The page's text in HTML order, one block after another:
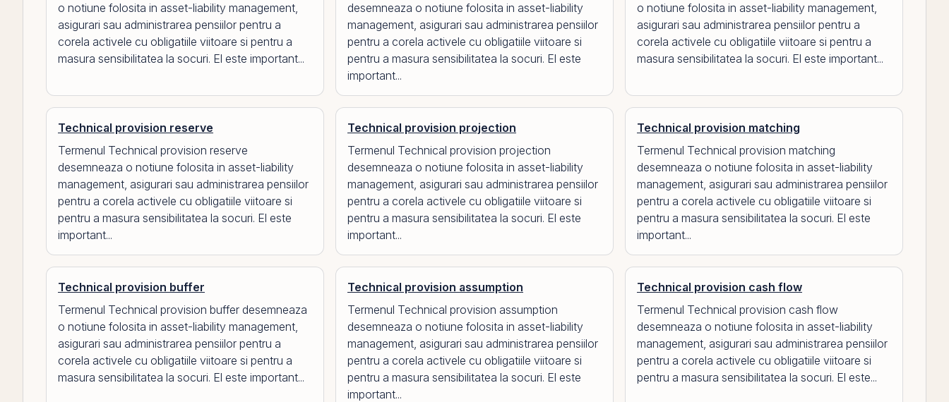
o notiune folosita in asset-liability management,
asigurari sau administrarea pensiilor pentru a
corela activele cu obligatiile viitoare si pentru a
masura sensibilitatea la socuri. El este important...
desemneaza o notiune folosita in asset-liability
management, asigurari sau administrarea pensiilor
pentru a corela activele cu obligatiile viitoare si
pentru a masura sensibilitatea la socuri. El este
important...
o notiune folosita in asset-liability management,
asigurari sau administrarea pensiilor pentru a
corela activele cu obligatiile viitoare si pentru a
masura sensibilitatea la socuri. El este important...
Technical provision reserve
Termenul Technical provision reserve
desemneaza o notiune folosita in asset-liability
management, asigurari sau administrarea pensiilor
pentru a corela activele cu obligatiile viitoare si
pentru a masura sensibilitatea la socuri. El este
important...
Technical provision projection
Termenul Technical provision projection
desemneaza o notiune folosita in asset-liability
management, asigurari sau administrarea pensiilor
pentru a corela activele cu obligatiile viitoare si
pentru a masura sensibilitatea la socuri. El este
important...
Technical provision matching
Termenul Technical provision matching
desemneaza o notiune folosita in asset-liability
management, asigurari sau administrarea pensiilor
pentru a corela activele cu obligatiile viitoare si
pentru a masura sensibilitatea la socuri. El este
important...
Technical provision buffer
Termenul Technical provision buffer desemneaza
o notiune folosita in asset-liability management,
asigurari sau administrarea pensiilor pentru a
corela activele cu obligatiile viitoare si pentru a
masura sensibilitatea la socuri. El este important...
Technical provision assumption
Termenul Technical provision assumption
desemneaza o notiune folosita in asset-liability
management, asigurari sau administrarea pensiilor
pentru a corela activele cu obligatiile viitoare si
pentru a masura sensibilitatea la socuri. El este
important...
Technical provision cash flow
Termenul Technical provision cash flow
desemneaza o notiune folosita in asset-liability
management, asigurari sau administrarea pensiilor
pentru a corela activele cu obligatiile viitoare si
pentru a masura sensibilitatea la socuri. El este...